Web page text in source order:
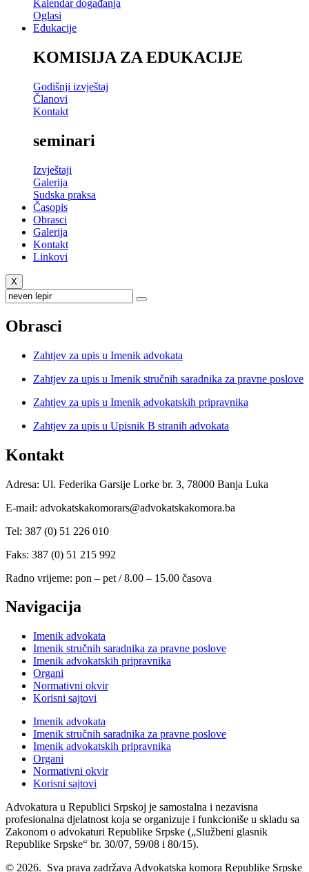
Kalendar događanja
Oglasi
Edukacije
KOMISIJA ZA EDUKACIJE
Godišnji izvještaj
Članovi
Kontakt
seminari
Izvještaji
Galerija
Sudska praksa
Časopis
Obrasci
Galerija
Kontakt
Linkovi
X
Obrasci
Zahtjev za upis u Imenik advokata
Zahtjev za upis u Imenik stručnih saradnika za pravne poslove
Zahtjev za upis u Imenik advokatskih pripravnika
Zahtjev za upis u Upisnik B stranih advokata
Kontakt
Adresa: Ul. Federika Garsije Lorke br. 3, 78000 Banja Luka
E-mail: advokatskakomorars@advokatskakomora.ba
Tel: 387 (0) 51 226 010
Faks: 387 (0) 51 215 992
Radno vrijeme: pon – pet / 8.00 – 15.00 časova
Navigacija
Imenik advokata
Imenik stručnih saradnika za pravne poslove
Imenik advokatskih pripravnika
Organi
Normativni okvir
Korisni sajtovi
Imenik advokata
Imenik stručnih saradnika za pravne poslove
Imenik advokatskih pripravnika
Organi
Normativni okvir
Korisni sajtovi
Advokatura u Republici Srpskoj je samostalna i nezavisna
profesionalna djelatnost koja se organizuje i funkcioniše u skladu sa
Zakonom o advokaturi Republike Srpske („Službeni glasnik
Republike Srpske“ br. 30/07, 59/08 i 80/15).
© 2026. Sva prava zadržava Advokatska komora Republike Srpske